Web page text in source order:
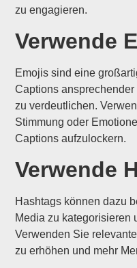
zu engagieren.
Verwende
Emojis sind eine
Captions
zu verdeutlichen.
Stimmung oder
Captions aufzulockern.
Verwende
Hashtags können dazu
Media zu kategorisieren
Verwenden Sie
zu erhöhen und mehr